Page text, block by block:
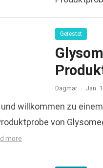
Getestet
Dagmar · Jan.
willkommen zu
von
more